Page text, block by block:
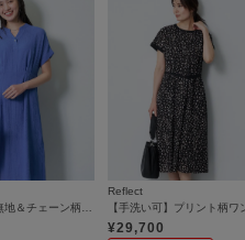
Reflect
¥29,700